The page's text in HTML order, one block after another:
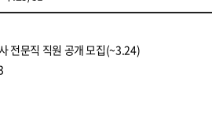
전문직 직원 공개 모집(~3.24)